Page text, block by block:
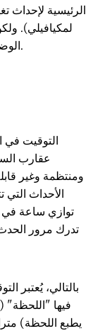
الرئيسية لإحداث
لمكيافيلي).
الوضع. فعامل الوقت والتوقيت بات أساسياً هنا.
التوقيت في
عقارب
ومنتظمة وغير
الأحداث
توازي ساعة في
تدرك مرور الحدث
بالتالي، يُعتبر
فيها
يطبع اللحظة)